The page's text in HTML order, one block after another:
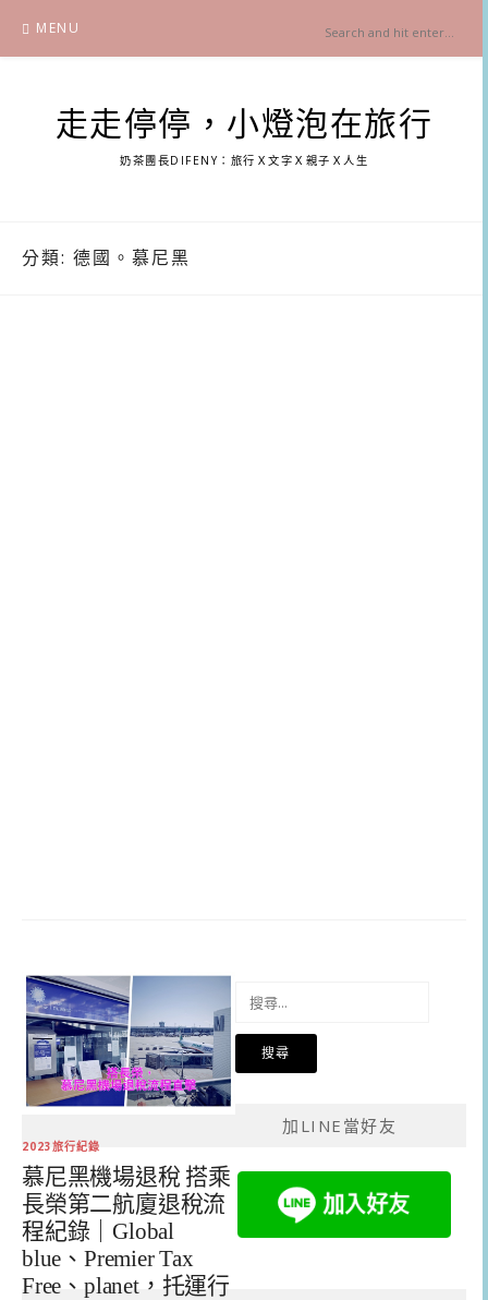
content
MENU
走走停停，小燈泡在旅行
奶茶團長DIFENY：旅行Ｘ文字Ｘ親子Ｘ人生
分類: 德國。慕尼黑
2023旅行紀錄
慕尼黑機場退稅 搭乘
長榮第二航廈退稅流
程紀錄｜Global
blue、Premier Tax
Free、planet，托運行
關
加LINE當好友